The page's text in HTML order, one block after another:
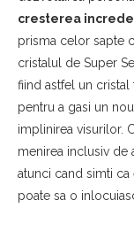
cresterea
prisma celor sapte
cristalul de Super
fiind astfel un
pentru a gasi un
implinirea visurilor.
menirea inclusiv de
atunci cand simti ca
poate sa o